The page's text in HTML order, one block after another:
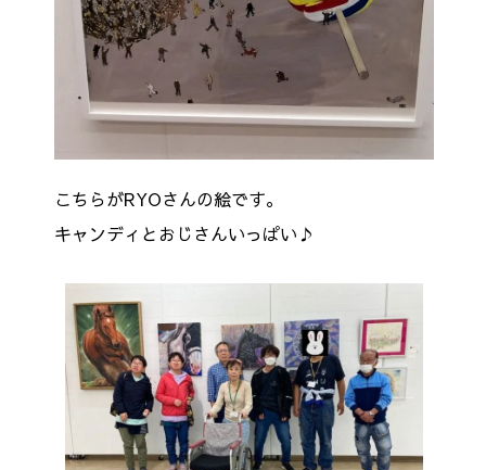
こちらがRYOさんの絵です。
キャンディとおじさんいっぱい♪